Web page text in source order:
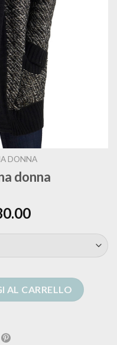
DONNA
donna
AL CARRELLO